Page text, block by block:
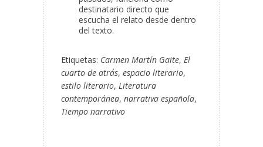
destinatario directo que
escucha el relato desde dentro
del texto.
Etiquetas: Carmen Martín Gaite, El
cuarto de atrás, espacio literario,
estilo literario, Literatura
contemporánea, narrativa española,
Tiempo narrativo